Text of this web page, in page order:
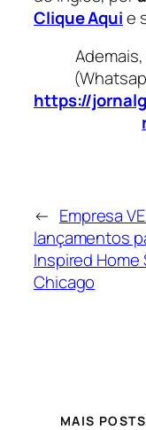
Clique Aquie
https://
← Empresa
lançamentos
Inspired Home
Chicago
MAIS POSTS